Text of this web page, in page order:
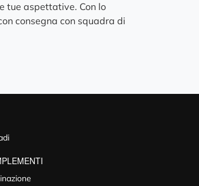
tue aspettative. Con lo
consegna con squadra di